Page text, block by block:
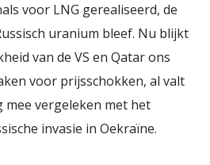
voor LNG gerealiseerd, de
uranium bleef. Nu blijkt
van de VS en Qatar ons
voor prijsschokken, al valt
mee vergeleken met het
invasie in Oekraïne.